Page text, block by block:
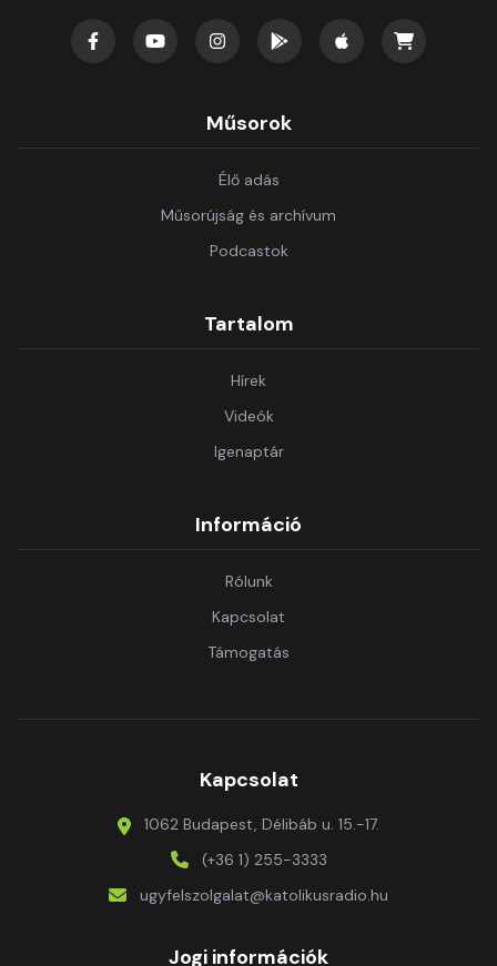
Műsorok
Élő adás
Műsorújság és archívum
Podcastok
Tartalom
Hírek
Videók
Igenaptár
Információ
Rólunk
Kapcsolat
Támogatás
Kapcsolat
1062 Budapest, Délibáb u. 15.-17.
(+36 1) 255-3333
ugyfelszolgalat@katolikusradio.hu
Jogi információk